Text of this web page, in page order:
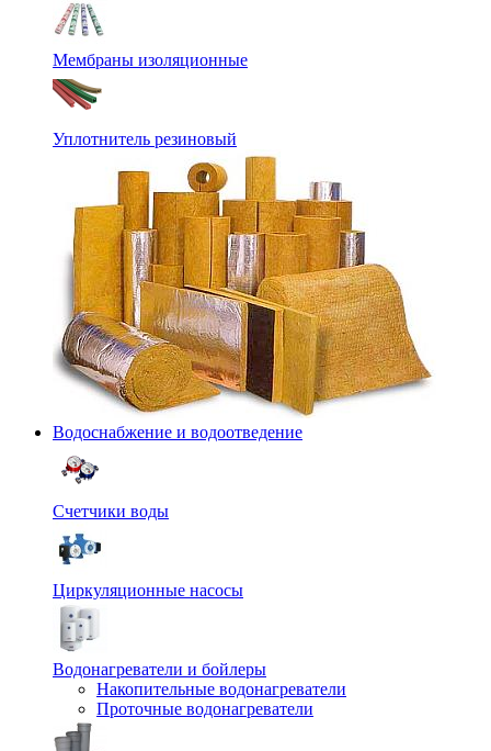
Мембраны изоляционные
Уплотнитель резиновый
Водоснабжение и водоотведение
Счетчики воды
Циркуляционные насосы
Водонагреватели и бойлеры
Накопительные водонагреватели
Проточные водонагреватели